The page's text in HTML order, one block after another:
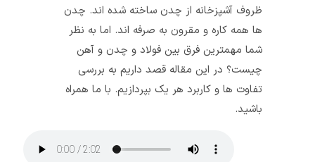
ظروف آشپزخانه از چدن ساخته شده‌ اند. چدن
ها همه کاره و مقرون به صرفه‌ اند. اما به نظر
شما مهمترین فرق بین فولاد و چدن و آهن
چیست؟ در این مقاله قصد داریم به بررسی
تفاوت ها و کاربرد هر یک بپردازیم. با ما همراه